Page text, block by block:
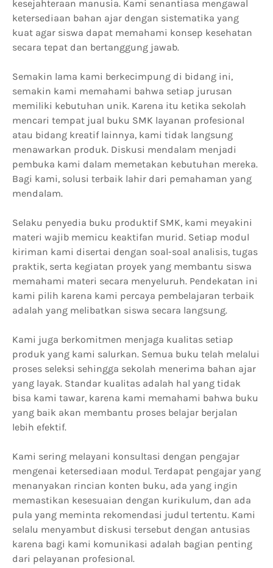
kesejahteraan manusia. Kami senantiasa mengawal
ketersediaan bahan ajar dengan sistematika yang
kuat agar siswa dapat memahami konsep kesehatan
secara tepat dan bertanggung jawab.
Semakin lama kami berkecimpung di bidang ini,
semakin kami memahami bahwa setiap jurusan
memiliki kebutuhan unik. Karena itu ketika sekolah
mencari tempat jual buku SMK layanan profesional
atau bidang kreatif lainnya, kami tidak langsung
menawarkan produk. Diskusi mendalam menjadi
pembuka kami dalam memetakan kebutuhan mereka.
Bagi kami, solusi terbaik lahir dari pemahaman yang
mendalam.
Selaku penyedia buku produktif SMK, kami meyakini
materi wajib memicu keaktifan murid. Setiap modul
kiriman kami disertai dengan soal-soal analisis, tugas
praktik, serta kegiatan proyek yang membantu siswa
memahami materi secara menyeluruh. Pendekatan ini
kami pilih karena kami percaya pembelajaran terbaik
adalah yang melibatkan siswa secara langsung.
Kami juga berkomitmen menjaga kualitas setiap
produk yang kami salurkan. Semua buku telah melalui
proses seleksi sehingga sekolah menerima bahan ajar
yang layak. Standar kualitas adalah hal yang tidak
bisa kami tawar, karena kami memahami bahwa buku
yang baik akan membantu proses belajar berjalan
lebih efektif.
Kami sering melayani konsultasi dengan pengajar
mengenai ketersediaan modul. Terdapat pengajar yang
menanyakan rincian konten buku, ada yang ingin
memastikan kesesuaian dengan kurikulum, dan ada
pula yang meminta rekomendasi judul tertentu. Kami
selalu menyambut diskusi tersebut dengan antusias
karena bagi kami komunikasi adalah bagian penting
dari pelayanan profesional.